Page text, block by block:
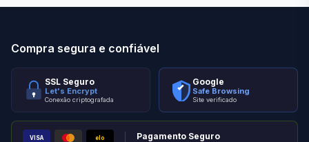
Compra segura e confiável
SSL Seguro
Let's Encrypt
Conexão criptografada
Google
Safe Browsing
Site verificado
VISA elo Pagamento Seguro